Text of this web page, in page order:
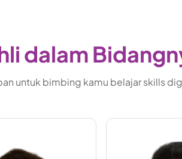
dalam
untuk bimbing kamu belajar skills